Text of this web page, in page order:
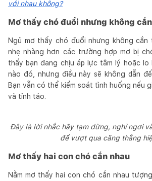
với nhau không?
Mơ thấy chó đuổi nhưng không cắn
Ngủ mơ thấy chó đuổi nhưng không cắn
nhẹ nhàng hơn các trường hợp mơ bị
thấy bạn đang chịu áp lực tâm lý hoặc lo
nào đó, nhưng điều này sẽ không dẫn
Bạn vẫn có thể kiểm soát tình huống nếu
và tỉnh táo.
Đây là lời nhắc hãy tạm dừng, nghỉ ngơi
để vượt qua căng thẳng
Mơ thấy hai con chó cắn nhau
Nằm mơ thấy hai con chó cắn nhau